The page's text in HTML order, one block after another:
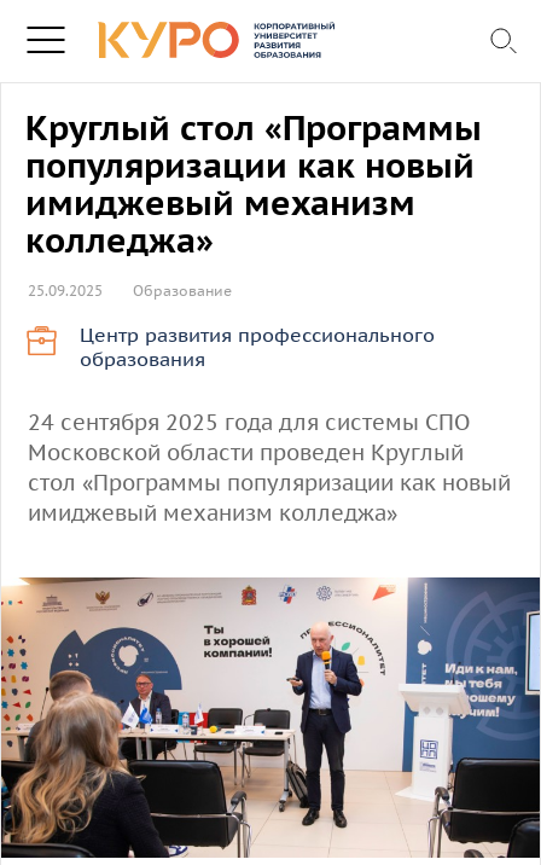
Круглый стол «Программы
популяризации как новый
имиджевый механизм
колледжа»
25.09.2025 Образование
Центр развития профессионального
образования
24 сентября 2025 года для системы СПО
Московской области проведен Круглый
стол «Программы популяризации как новый
имиджевый механизм колледжа»